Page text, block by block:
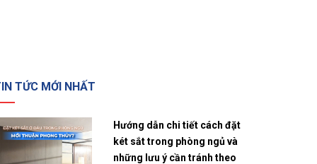
TỨC MỚI NHẤT
Hướng dẫn chi tiết cách đặt
két sắt trong phòng ngủ và
những lưu ý cần tránh theo